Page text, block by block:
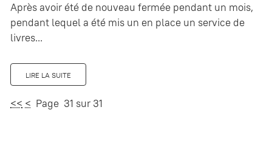
Après avoir été de nouveau fermée pendant un mois,
pendant lequel a été mis un en place un service de
livres...
LIRE LA SUITE
<< < Page 31 sur 31